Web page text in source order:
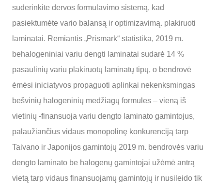
suderinkite dervos formulavimo sistemą, kad
pasiektumėte vario balansą ir optimizavimą. plakiruoti
laminatai. Remiantis „Prismark“ statistika, 2019 m.
behalogeniniai variu dengti laminatai sudarė 14 %
pasaulinių variu plakiruotų laminatų tipų, o bendrovė
ėmėsi iniciatyvos propaguoti aplinkai nekenksmingas
bešvinių halogeninių medžiagų formules – vieną iš
vietinių -finansuoja variu dengto laminato gamintojus,
palaužiančius vidaus monopolinę konkurenciją tarp
Taivano ir Japonijos gamintojų 2019 m. bendrovės variu
dengto laminato be halogenų gamintojai užėmė antrą
vietą tarp vidaus finansuojamų gamintojų ir nusileido tik